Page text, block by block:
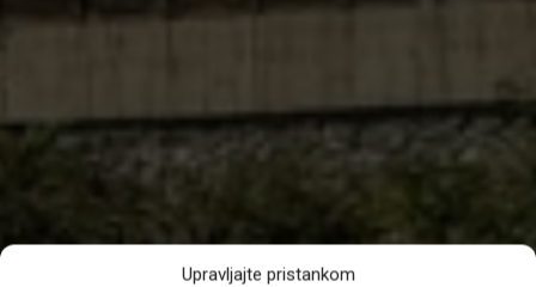
Upravljajte pristankom